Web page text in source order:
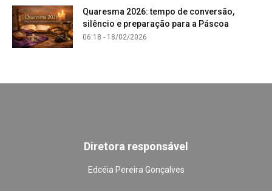
Quaresma 2026: tempo de conversão,
silêncio e preparação para a Páscoa
06:18 - 18/02/2026
Diretora responsável
Edcéia Pereira Gonçalves